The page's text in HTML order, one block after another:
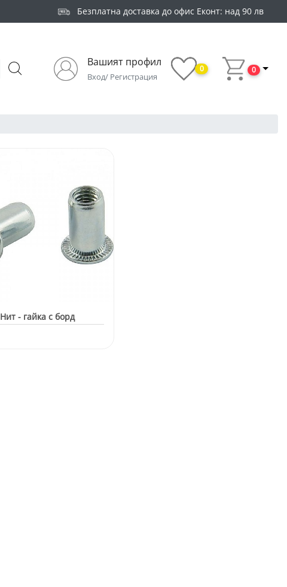
Безплатна доставка до офис Еконт: над 90 лв
Вашият профил
Вход/ Регистрация
0 0
Нит - гайка с борд